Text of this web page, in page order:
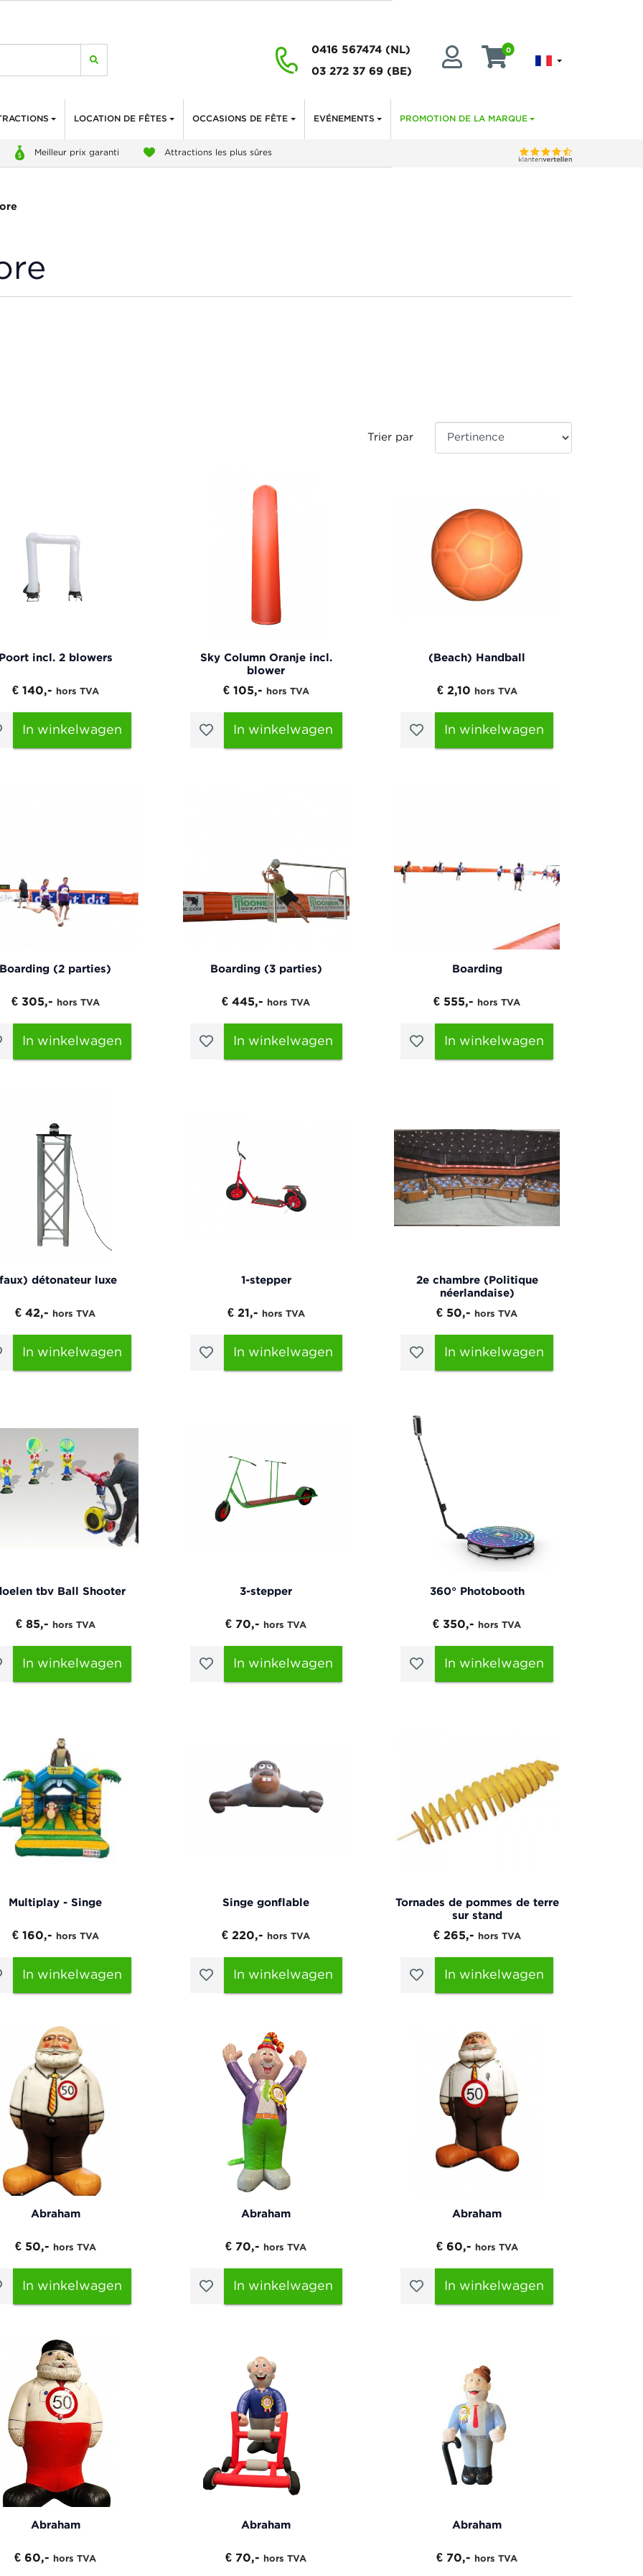
0416 567474 (NL)
03 272 37 69 (BE)
0
LOCATION DE FÊTES OCCASIONS DE FÊTE EVÉNEMENTS PROMOTION DE LA MARQUE
Meilleur prix garanti Attractions les plus sûres
Trier par
incl. 2 blowers
€ 140,- hors TVA
In winkelwagen
Sky Column Oranje incl.
blower
€ 105,- hors TVA
In winkelwagen
(Beach) Handball
€ 2,10 hors TVA
In winkelwagen
Boarding (2 parties)
€ 305,- hors TVA
In winkelwagen
Boarding (3 parties)
€ 445,- hors TVA
In winkelwagen
Boarding
€ 555,- hors TVA
In winkelwagen
détonateur luxe
€ 42,- hors TVA
In winkelwagen
1-stepper
€ 21,- hors TVA
In winkelwagen
2e chambre (Politique
néerlandaise)
€ 50,- hors TVA
In winkelwagen
tbv Ball Shooter
€ 85,- hors TVA
In winkelwagen
3-stepper
€ 70,- hors TVA
In winkelwagen
360° Photobooth
€ 350,- hors TVA
In winkelwagen
Multiplay - Singe
€ 160,- hors TVA
In winkelwagen
Singe gonflable
€ 220,- hors TVA
In winkelwagen
Tornades de pommes de terre
sur stand
€ 265,- hors TVA
In winkelwagen
Abraham
€ 50,- hors TVA
In winkelwagen
Abraham
€ 70,- hors TVA
In winkelwagen
Abraham
€ 60,- hors TVA
In winkelwagen
Abraham
€ 60,- hors TVA
Abraham
€ 70,- hors TVA
Abraham
€ 70,- hors TVA